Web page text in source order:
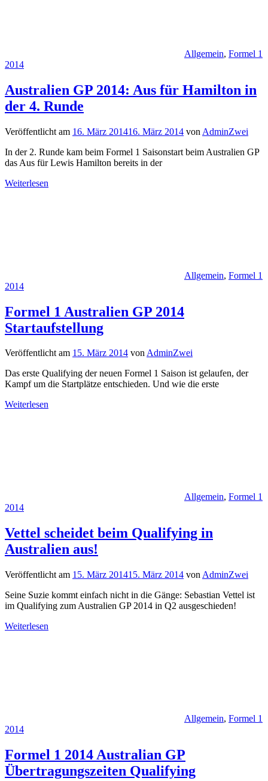
Allgemein, Formel 1
2014
Australien GP 2014: Aus für Hamilton in
der 4. Runde
Veröffentlicht am 16. März 201416. März 2014 von AdminZwei
In der 2. Runde kam beim Formel 1 Saisonstart beim Australien GP
das Aus für Lewis Hamilton bereits in der
Weiterlesen
Allgemein, Formel 1
2014
Formel 1 Australien GP 2014
Startaufstellung
Veröffentlicht am 15. März 2014 vonAdminZwei
Das erste Qualifying der neuen Formel 1 Saison ist gelaufen, der
Kampf um die Startplätze entschieden. Und wie die erste
Weiterlesen
Allgemein, Formel 1
2014
Vettel scheidet beim Qualifying in
Australien aus!
Veröffentlicht am 15. März 201415. März 2014 von AdminZwei
Seine Suzie kommt einfach nicht in die Gänge: Sebastian Vettel ist
im Qualifying zum Australien GP 2014 in Q2 ausgeschieden!
Weiterlesen
Allgemein, Formel 1
2014
Formel 1 2014 Australian GP
Übertragungszeiten Qualifying